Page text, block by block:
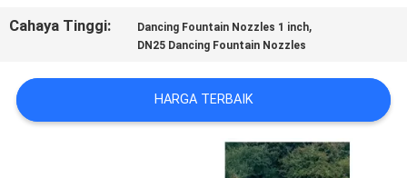
NEWS
SITEMAP
Cahaya Tinggi: Dancing Fountain Nozzles 1 inch,
DN25 Dancing Fountain Nozzles
HARGA TERBAIK